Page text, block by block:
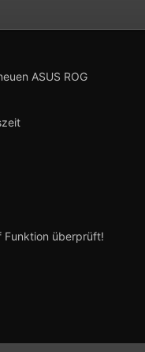
ASUS ROG
Funktion überprüft!